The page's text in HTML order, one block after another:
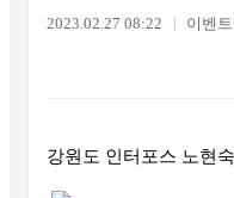
2023.02.27 08:22 이벤
강원도 인터포스 노현